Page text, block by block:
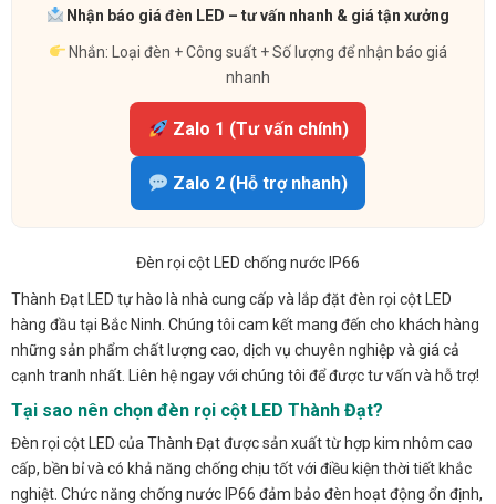
Nhận báo giá đèn LED – tư vấn nhanh & giá tận xưởng
Nhắn: Loại đèn + Công suất + Số lượng để nhận báo giá
nhanh
Zalo 1 (Tư vấn chính)
Zalo 2 (Hỗ trợ nhanh)
Đèn rọi cột LED chống nước IP66
Thành Đạt LED tự hào là nhà cung cấp và lắp đặt đèn rọi cột LED
hàng đầu tại Bắc Ninh. Chúng tôi cam kết mang đến cho khách hàng
những sản phẩm chất lượng cao, dịch vụ chuyên nghiệp và giá cả
cạnh tranh nhất. Liên hệ ngay với chúng tôi để được tư vấn và hỗ trợ!
Tại sao nên chọn đèn rọi cột LED Thành Đạt?
Đèn rọi cột LED của Thành Đạt được sản xuất từ hợp kim nhôm cao
cấp, bền bỉ và có khả năng chống chịu tốt với điều kiện thời tiết khắc
nghiệt. Chức năng chống nước IP66 đảm bảo đèn hoạt động ổn định,